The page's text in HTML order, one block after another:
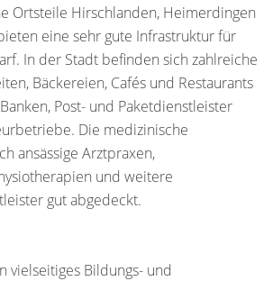
Ortsteile Hirschlanden, Heimerdingen
eine sehr gute Infrastruktur für
In der Stadt befinden sich zahlreiche
Bäckereien, Cafés und Restaurants
Post- und Paketdienstleister
Die medizinische
ansässige Arztpraxen,
und weitere
gut abgedeckt.
vielseitiges Bildungs- und